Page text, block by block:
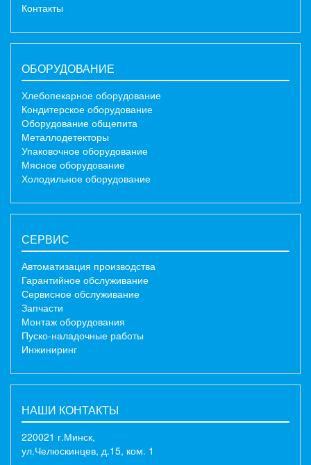
Контакты
ОБОРУДОВАНИЕ
Хлебопекарное оборудование
Кондитерское оборудование
Оборудование общепита
Металлодетекторы
Упаковочное оборудование
Мясное оборудование
Холодильное оборудование
СЕРВИС
Автоматизация производства
Гарантийное обслуживание
Сервисное обслуживание
Запчасти
Монтаж оборудования
Пуско-наладочные работы
Инжиниринг
НАШИ КОНТАКТЫ
220021 г.Минск,
ул.Челюскинцев, д.15, ком. 1